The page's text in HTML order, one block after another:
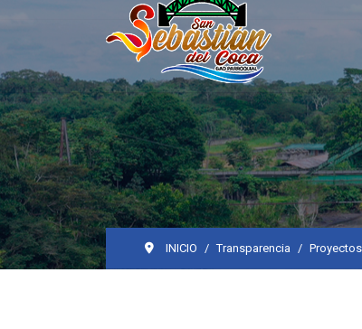
INICIO Transparencia Proyectos